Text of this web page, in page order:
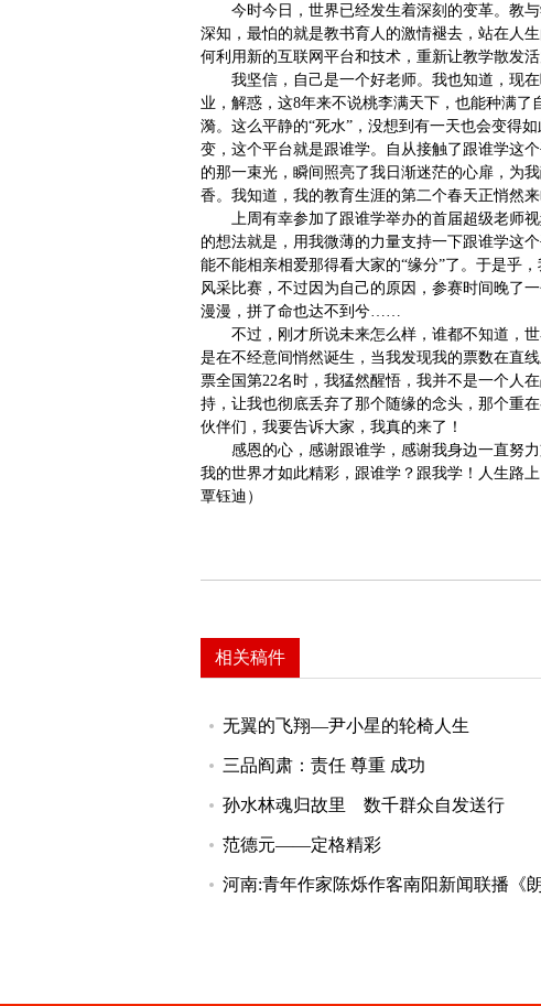
今时今日，世界已经发生着深刻的变革。教
深知，最怕的就是教书育人的激情褪去，站在人
何利用新的互联网平台和技术，重新让教学散发
我坚信，自己是一个好老师。我也知道，现
业，解惑，这8年来不说桃李满天下，也能种满
漪。这么平静的“死水”，没想到有一天也会变得
变，这个平台就是跟谁学。自从接触了跟谁学这
的那一束光，瞬间照亮了我日渐迷茫的心扉，为
香。我知道，我的教育生涯的第二个春天正悄然
上周有幸参加了跟谁学举办的首届超级老师
的想法就是，用我微薄的力量支持一下跟谁学这
能不能相亲相爱那得看大家的“缘分”了。于是乎
风采比赛，不过因为自己的原因，参赛时间晚了
漫漫，拼了命也达不到兮……
不过，刚才所说未来怎么样，谁都不知道，
是在不经意间悄然诞生，当我发现我的票数在直
票全国第22名时，我猛然醒悟，我并不是一个人
持，让我也彻底丢弃了那个随缘的念头，那个重
伙伴们，我要告诉大家，我真的来了！
感恩的心，感谢跟谁学，感谢我身边一直努
我的世界才如此精彩，跟谁学？跟我学！人生
覃钰迪）
相关稿件
无翼的飞翔—尹小星的轮椅人生
三品阎肃：责任 尊重 成功
孙水林魂归故里 数千群众自发送行
范德元——定格精彩
河南:青年作家陈烁作客南阳新闻联播《